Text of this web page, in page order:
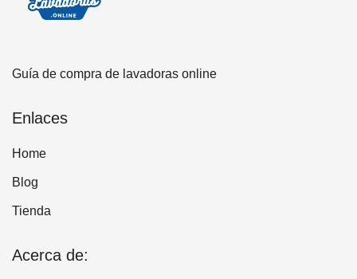
Guía de compra de lavadoras online
Enlaces
Home
Blog
Tienda
Acerca de: